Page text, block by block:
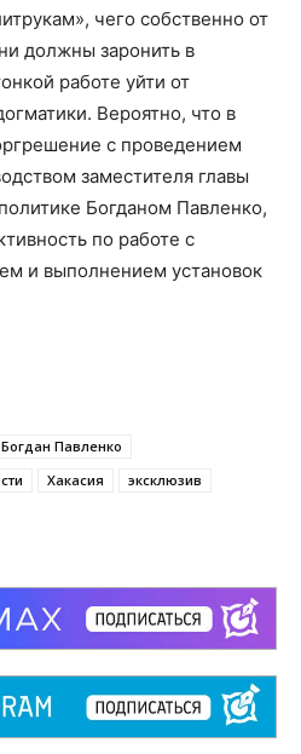
чего собственно от
должны заронить в
работе уйти от
Вероятно, что в
с проведением
заместителя главы
Богданом Павленко,
по работе с
и выполнением установок
Богдан Павленко
Хакасия эксклюзив